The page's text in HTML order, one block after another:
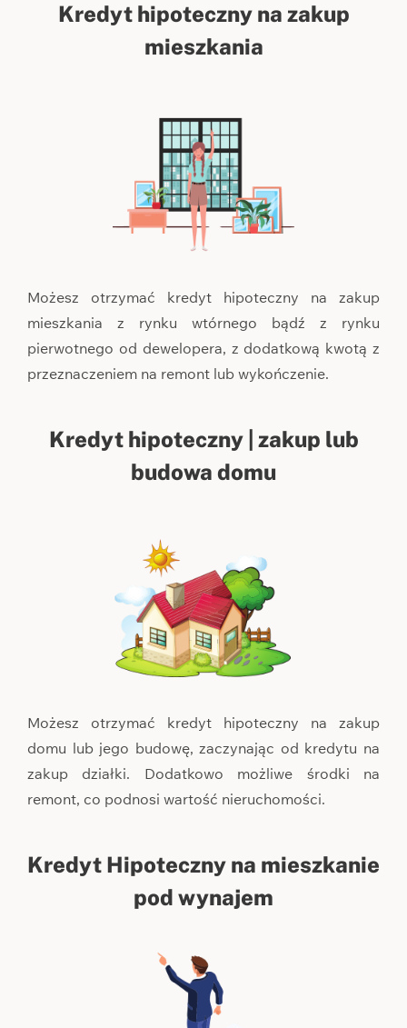
Kredyt hipoteczny na zakup
mieszkania
Możesz otrzymać kredyt hipoteczny na zakup
mieszkania z rynku wtórnego bądź z rynku
pierwotnego od dewelopera, z dodatkową kwotą z
przeznaczeniem na remont lub wykończenie.
Kredyt hipoteczny | zakup lub
budowa domu
Możesz otrzymać kredyt hipoteczny na zakup
domu lub jego budowę, zaczynając od kredytu na
zakup działki. Dodatkowo możliwe środki na
remont, co podnosi wartość nieruchomości.
Kredyt Hipoteczny na mieszkanie
pod wynajem